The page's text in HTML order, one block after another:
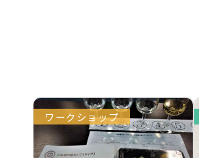
ワークショップ